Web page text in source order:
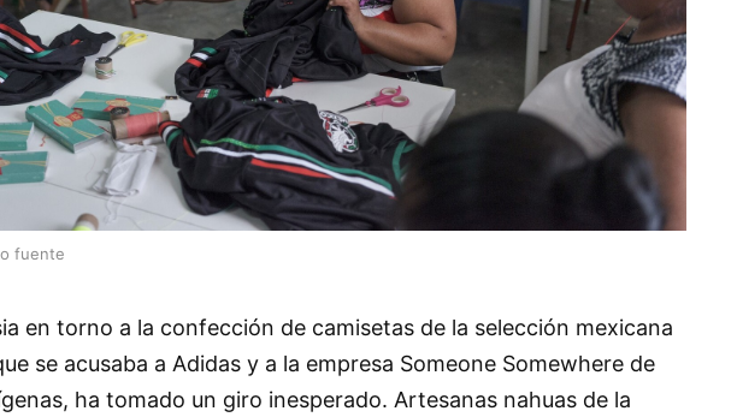
fuente
en torno a la confección de camisetas de la selección mexicana
se acusaba a Adidas y a la empresa Someone Somewhere de
ha tomado un giro inesperado. Artesanas nahuas de la